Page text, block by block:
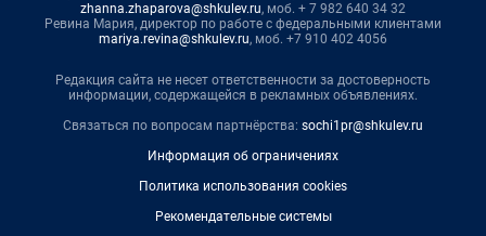
zhanna.zhaparova@shkulev.ru, моб. + 7 982 640 34 32
Ревина Мария, директор по работе с федеральными клиентами
mariya.revina@shkulev.ru, моб. +7 910 402 4056
Редакция сайта не несет ответственности за достоверность
информации, содержащейся в рекламных объявлениях.
Связаться по вопросам партнёрства: sochi1pr@shkulev.ru
Информация об ограничениях
Политика использования cookies
Рекомендательные системы